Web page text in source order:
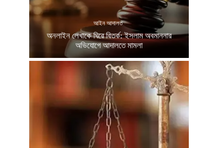
আইন আদালত
অনলাইন লেখাকে ঘিরে বিতর্ক: ইসলাম অবমাননার
অভিযোগে আদালতে মামলা